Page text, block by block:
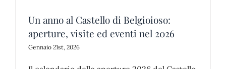
Un anno al Castello di Belgioioso:
aperture, visite ed eventi nel 2026
Gennaio 21st, 2026